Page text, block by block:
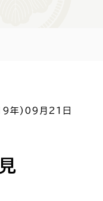
年) 09月21日